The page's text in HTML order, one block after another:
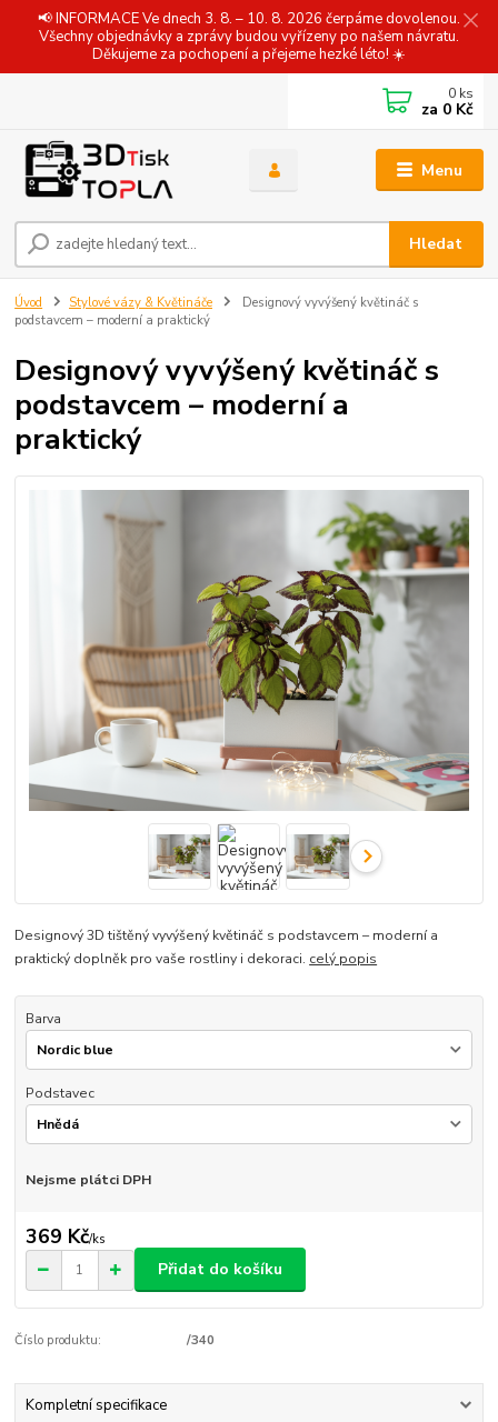
📢 INFORMACE Ve dnech 3. 8. – 10. 8. 2026 čerpáme dovolenou.
Všechny objednávky a zprávy budou vyřízeny po našem návratu.
Děkujeme za pochopení a přejeme hezké léto! ☀️
Menu
Hledat
0 ks
za 0 Kč
Úvod Stylové vázy & Květináče
Designový vyvýšený květináč s
podstavcem – moderní a praktický
Designový vyvýšený květináč s
podstavcem – moderní a
praktický
Designový 3D tištěný vyvýšený květináč s podstavcem – moderní a
praktický doplněk pro vaše rostliny i dekoraci. celý popis
Barva
Podstavec
Nejsme plátci DPH
369 Kč/ks
Přidat do košíku
Číslo produktu: /340
Kompletní specifikace